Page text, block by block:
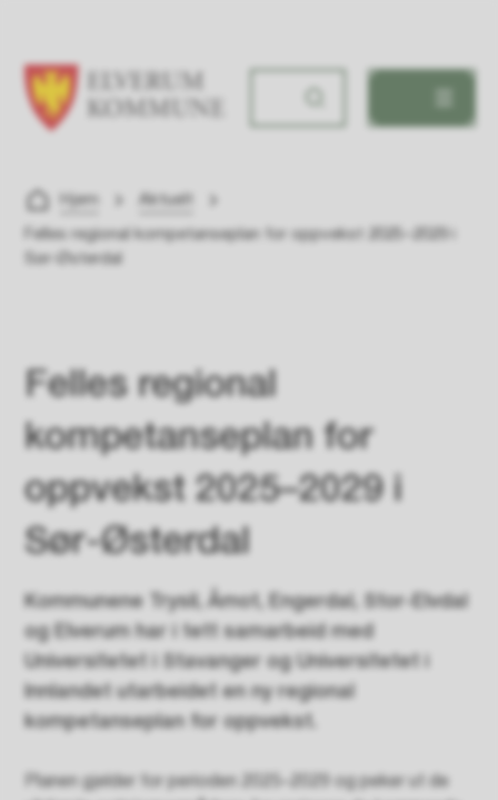
Du er her:
Felles regional kompetanseplan for oppvekst 2025–2029 i
Felles regional
kompetanseplan for
oppvekst 2025–2029 i
Sør-Østerdal
Kommunene Trysil, Åmot, Engerdal, Stor-Elvdal
og Elverum har i tett samarbeid med
Universitetet i Stavanger og Universitetet i
Innlandet utarbeidet en ny regional
kompetanseplan for oppvekst.
Planen gjelder for perioden 2025–2029 og peker ut de